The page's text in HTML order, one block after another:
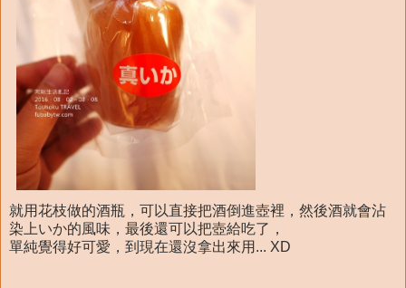
就用花枝做的酒瓶，可以直接把酒倒進壺裡，然後酒就會沾
染上いか的風味，最後還可以把壺給吃了，
單純覺得好可愛，到現在還沒拿出來用... XD